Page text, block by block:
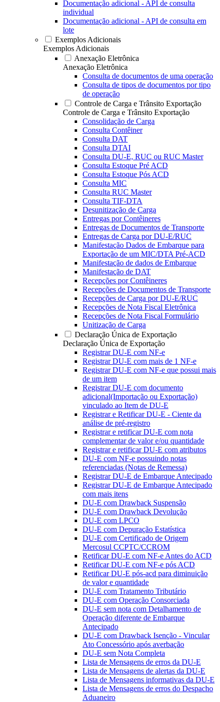
Documentação adicional - API de consulta
individual
Documentação adicional - API de consulta em
lote
Exemplos Adicionais
Exemplos Adicionais
Anexação Eletrônica
Anexação Eletrônica
Consulta de documentos de uma operação
Consulta de tipos de documentos por tipo
de operação
Controle de Carga e Trânsito Exportação
Controle de Carga e Trânsito Exportação
Consolidação de Carga
Consulta Contêiner
Consulta DAT
Consulta DTAI
Consulta DU-E, RUC ou RUC Master
Consulta Estoque Pré ACD
Consulta Estoque Pós ACD
Consulta MIC
Consulta RUC Master
Consulta TIF-DTA
Desunitização de Carga
Entregas por Contêineres
Entregas de Documentos de Transporte
Entregas de Carga por DU-E/RUC
Manifestação Dados de Embarque para
Exportação de um MIC/DTA Pré-ACD
Manifestação de dados de Embarque
Manifestação de DAT
Recepções por Contêineres
Recepções de Documentos de Transporte
Recepções de Carga por DU-E/RUC
Recepções de Nota Fiscal Eletrônica
Recepções de Nota Fiscal Formulário
Unitização de Carga
Declaração Única de Exportação
Declaração Única de Exportação
Registrar DU-E com NF-e
Registrar DU-E com mais de 1 NF-e
Registrar DU-E com NF-e que possui mais
de um item
Registrar DU-E com documento
adicional(Importação ou Exportação)
vinculado ao Item de DU-E
Registrar e Retificar DU-E - Ciente da
análise de pré-registro
Registrar e retificar DU-E com nota
complementar de valor e/ou quantidade
Registrar e retificar DU-E com atributos
DU-E com NF-e possuindo notas
referenciadas (Notas de Remessa)
Registrar DU-E de Embarque Antecipado
Registrar DU-E de Embarque Antecipado
com mais itens
DU-E com Drawback Suspensão
DU-E com Drawback Devolução
DU-E com LPCO
DU-E com Depuração Estatística
DU-E com Certificado de Origem
Mercosul CCPTC/CCROM
Retificar DU-E com NF-e Antes do ACD
Retificar DU-E com NF-e pós ACD
Retificar DU-E pós-acd para diminuição
de valor e quantidade
DU-E com Tratamento Tributário
DU-E com Operação Consorciada
DU-E sem nota com Detalhamento de
Operação diferente de Embarque
Antecipado
DU-E com Drawback Isenção - Vincular
Ato Concessório após averbação
DU-E sem Nota Completa
Lista de Mensagens de erros da DU-E
Lista de Mensagens de alertas da DU-E
Lista de Mensagens informativas da DU-E
Lista de Mensagens de erros do Despacho
Aduaneiro